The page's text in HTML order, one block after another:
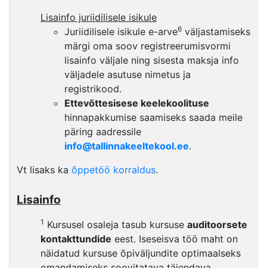
Lisainfo juriidilisele isikule
Juriidilisele isikule e-arve6 väljastamiseks
märgi oma soov registreerumisvormi
lisainfo väljale ning sisesta maksja info
väljadele asutuse nimetus ja
registrikood.
Ettevõttesisese keelekoolituse
hinnapakkumise saamiseks saada meile
päring aadressile
info@tallinnakeeltekool.ee.
Vt lisaks ka õppetöö korraldus.
Lisainfo
1 Kursusel osaleja tasub kursuse auditoorsete
kontakttundide eest. Iseseisva töö maht on
näidatud kursuse õpiväljundite optimaalseks